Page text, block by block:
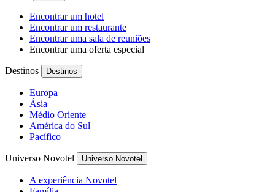
Encontrar um hotel
Encontrar um restaurante
Encontrar uma sala de reuniões
Encontrar uma oferta especial
Destinos Destinos
Europa
Ásia
Médio Oriente
América do Sul
Pacífico
Universo Novotel Universo Novotel
A experiência Novotel